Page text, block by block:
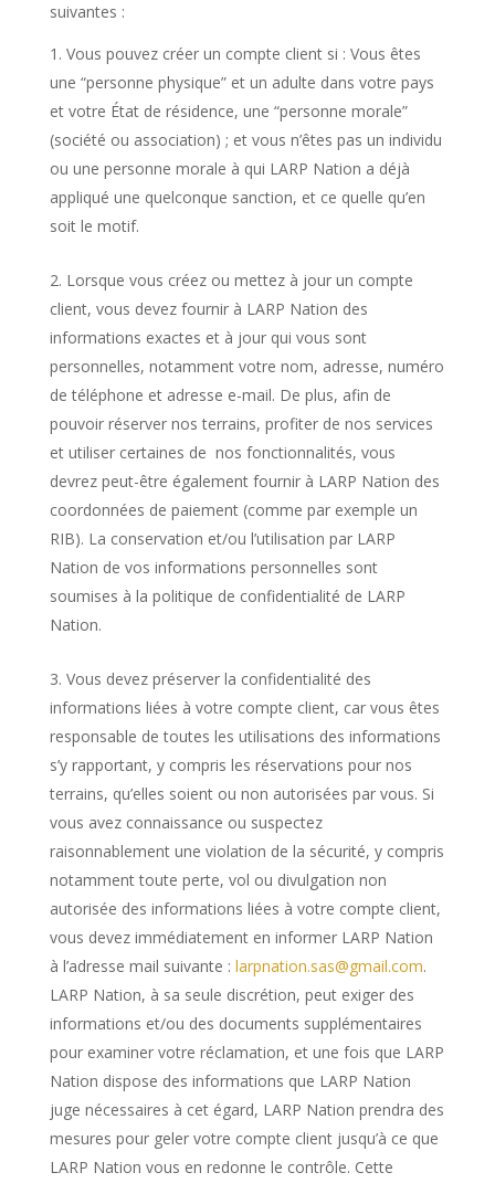
suivantes :
Vous pouvez créer un compte client si : Vous êtes
une “personne physique” et un adulte dans votre pays
et votre État de résidence, une “personne morale”
(société ou association) ; et vous n’êtes pas un individu
ou une personne morale à qui LARP Nation a déjà
appliqué une quelconque sanction, et ce quelle qu’en
soit le motif.
Lorsque vous créez ou mettez à jour un compte
client, vous devez fournir à LARP Nation des
informations exactes et à jour qui vous sont
personnelles, notamment votre nom, adresse, numéro
de téléphone et adresse e-mail. De plus, afin de
pouvoir réserver nos terrains, profiter de nos services
et utiliser certaines de nos fonctionnalités, vous
devrez peut-être également fournir à LARP Nation des
coordonnées de paiement (comme par exemple un
RIB). La conservation et/ou l’utilisation par LARP
Nation de vos informations personnelles sont
soumises à la politique de confidentialité de LARP
Nation.
Vous devez préserver la confidentialité des
informations liées à votre compte client, car vous êtes
responsable de toutes les utilisations des informations
s’y rapportant, y compris les réservations pour nos
terrains, qu’elles soient ou non autorisées par vous. Si
vous avez connaissance ou suspectez
raisonnablement une violation de la sécurité, y compris
notamment toute perte, vol ou divulgation non
autorisée des informations liées à votre compte client,
vous devez immédiatement en informer LARP Nation
à l’adresse mail suivante : larpnation.sas@gmail.com.
LARP Nation, à sa seule discrétion, peut exiger des
informations et/ou des documents supplémentaires
pour examiner votre réclamation, et une fois que LARP
Nation dispose des informations que LARP Nation
juge nécessaires à cet égard, LARP Nation prendra des
mesures pour geler votre compte client jusqu’à ce que
LARP Nation vous en redonne le contrôle. Cette